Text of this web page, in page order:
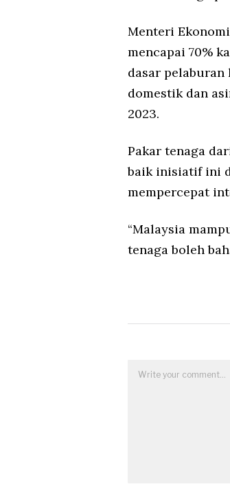
Menteri
mencapai 70%
dasar
domestik dan
2023.
Pakar tenaga
baik inisiatif ini
mempercepat
“Malaysia
tenaga boleh